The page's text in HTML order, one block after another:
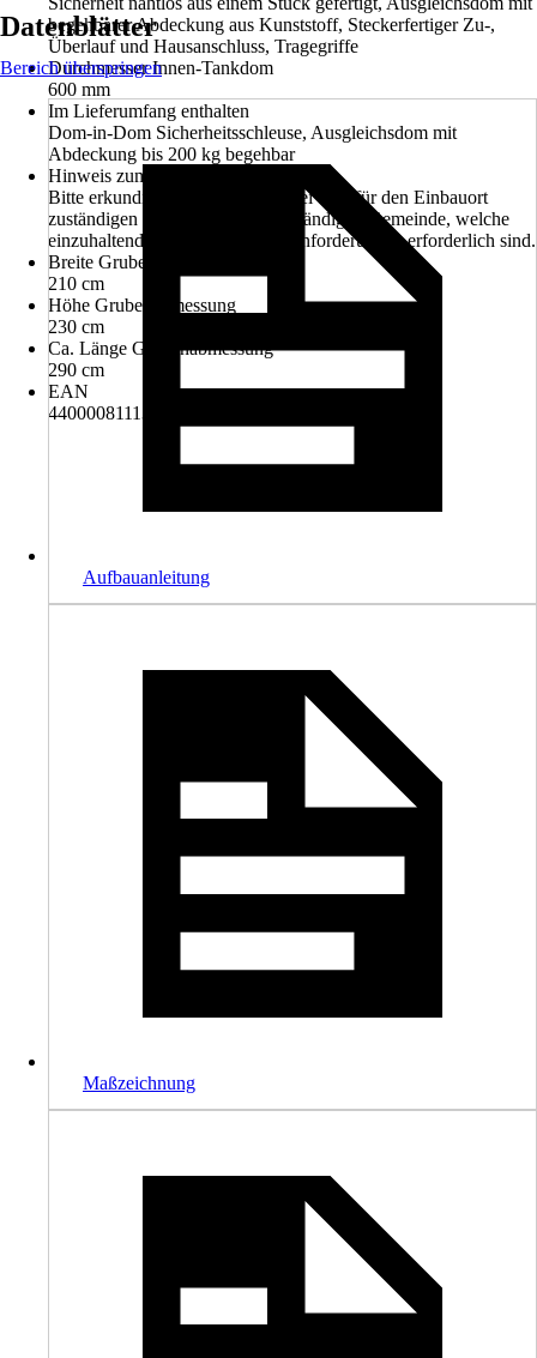
begehbarer Abdeckung aus Kunststoff, Steckerfertiger Zu-,
Überlauf und Hausanschluss, Tragegriffe
Durchmesser Innen-Tankdom
600 mm
Im Lieferumfang enthalten
Dom-in-Dom Sicherheitsschleuse, Ausgleichsdom mit
Abdeckung bis 200 kg begehbar
Hinweis zum Einbauort
Bitte erkundigen Sie sich vorab bei dem für den Einbauort
zuständigen Bauamt oder der zuständigen Gemeinde, welche
einzuhaltenden bautechnischen Anforderungen erforderlich sind.
Breite Grubenabmessung
210 cm
Höhe Grubenabmessung
230 cm
Ca. Länge Grubenabmessung
290 cm
EAN
4400008111375
Datenblätter
Bereich überspringen
Aufbauanleitung
Maßzeichnung